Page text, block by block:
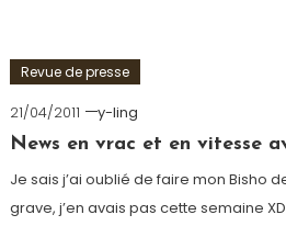
Revue de presse
21/04/2011
y-ling
News en vrac et en vitesse
Je sais j’ai oublié de faire mon Bisho
grave, j’en avais pas cette semaine